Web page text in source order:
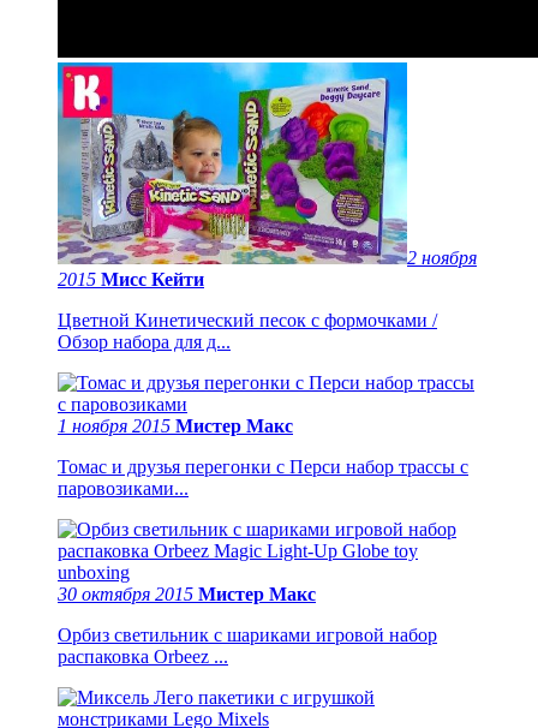
2 ноября
2015 Мисс Кейти
Цветной Кинетический песок с формочками /
Обзор набора для д...
1 ноября 2015 Мистер Макс
Томас и друзья перегонки с Перси набор трассы с
паровозиками...
30 октября 2015 Мистер Макс
Орбиз светильник с шариками игровой набор
распаковка Orbeez ...